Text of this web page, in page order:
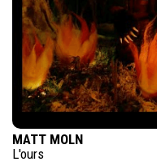
MATT MOLN
L'ours